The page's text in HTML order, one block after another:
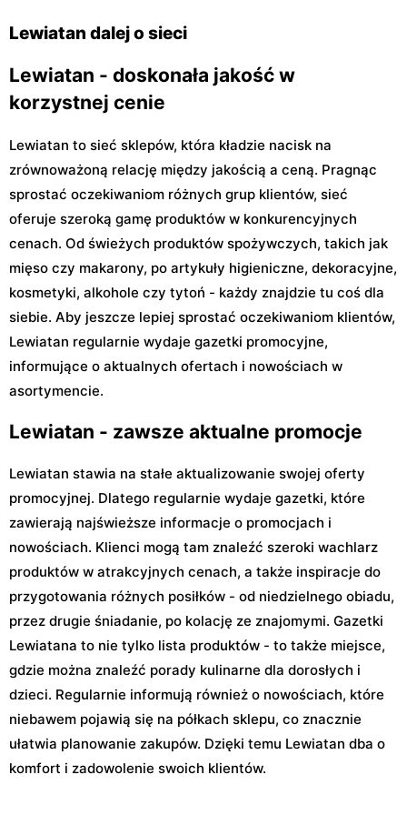
Lewiatan dalej o sieci
Lewiatan - doskonała jakość w
korzystnej cenie
Lewiatan to sieć sklepów, która kładzie nacisk na
zrównoważoną relację między jakością a ceną. Pragnąc
sprostać oczekiwaniom różnych grup klientów, sieć
oferuje szeroką gamę produktów w konkurencyjnych
cenach. Od świeżych produktów spożywczych, takich jak
mięso czy makarony, po artykuły higieniczne, dekoracyjne,
kosmetyki, alkohole czy tytoń - każdy znajdzie tu coś dla
siebie. Aby jeszcze lepiej sprostać oczekiwaniom klientów,
Lewiatan regularnie wydaje gazetki promocyjne,
informujące o aktualnych ofertach i nowościach w
asortymencie.
Lewiatan - zawsze aktualne promocje
Lewiatan stawia na stałe aktualizowanie swojej oferty
promocyjnej. Dlatego regularnie wydaje gazetki, które
zawierają najświeższe informacje o promocjach i
nowościach. Klienci mogą tam znaleźć szeroki wachlarz
produktów w atrakcyjnych cenach, a także inspiracje do
przygotowania różnych posiłków - od niedzielnego obiadu,
przez drugie śniadanie, po kolację ze znajomymi. Gazetki
Lewiatana to nie tylko lista produktów - to także miejsce,
gdzie można znaleźć porady kulinarne dla dorosłych i
dzieci. Regularnie informują również o nowościach, które
niebawem pojawią się na półkach sklepu, co znacznie
ułatwia planowanie zakupów. Dzięki temu Lewiatan dba o
komfort i zadowolenie swoich klientów.